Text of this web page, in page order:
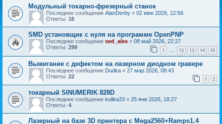
Модульный токарно-фрезерный станок
Последнее сообщение AlanDerby « 02 июн 2026, 12:56
Ответы: 16
SMD установщик c нуля на программе OpenPNP
Последнее сообщение sed_alex « 08 май 2026, 22:27
Ответы: 299 1 … 12 13 14 15
Выжигание с дефектом на лазерном диодном гравере
Последнее сообщение Dudka « 27 мар 2026, 08:43
Ответы: 22 1 2
токарный SINUMERIK 828D
Последнее сообщение kolika33 « 25 янв 2026, 18:27
Ответы: 4
Лазерный на базе 3D принтера с Mega2560+Ramps1.4